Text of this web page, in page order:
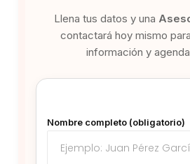
Llena tus datos y una
contactará hoy mismo
información y
Nombre completo (obligatorio)